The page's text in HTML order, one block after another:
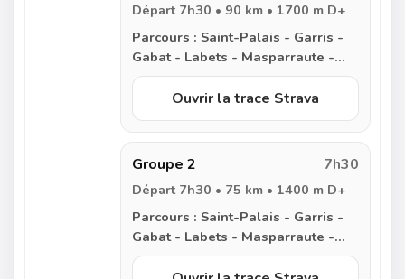
Départ 7h30 • 90 km • 1700 m D+
Parcours :
Gabat - Labets - Masparraute -
Arraute - Oregue - Isturits -
Ayherre - Bonloc - Mendionde -
Helette - Irissarry - Iholdy -
Armendarits - Meharin - Garris -
Saint-Palais
Ouvrir la trace Strava
Groupe 2 7h30
Départ 7h30 • 75 km • 1400 m D+
Parcours :
Gabat - Labets - Masparraute -
Arraute - Oregue - Isturits -